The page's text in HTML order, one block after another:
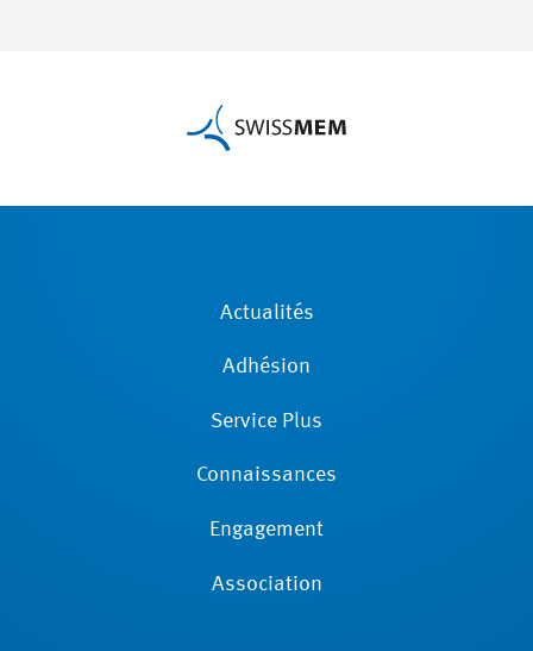
Actualités
Adhésion
Service Plus
Connaissances
Engagement
Association